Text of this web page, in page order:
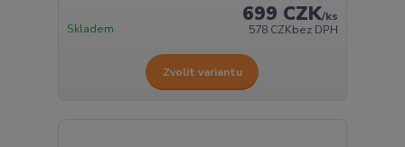
699 CZK/ks
578 CZKbez DPH
Skladem
Zvolit variantu